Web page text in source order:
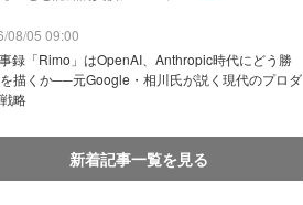
08/05 09:00
録「Rimo」はOpenAI、Anthropic時代にどう勝
描くか──元Google・相川氏が説く現代のプロダ
略
新着記事一覧を見る